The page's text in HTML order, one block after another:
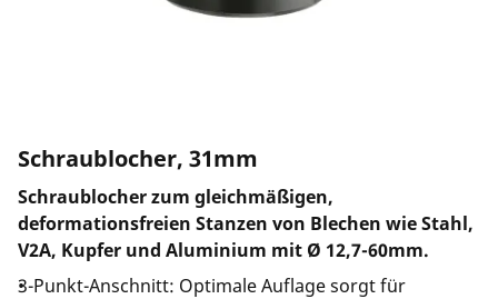
Schraublocher, 31mm
Schraublocher zum gleichmäßigen,
deformationsfreien Stanzen von Blechen wie Stahl,
V2A, Kupfer und Aluminium mit Ø 12,7-60mm.
3-Punkt-Anschnitt: Optimale Auflage sorgt für